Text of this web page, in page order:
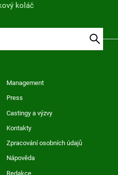
koláč
Management
Press
Castingy a výzvy
Kontakty
Zpracování osobních údajů
Nápověda
Redakce